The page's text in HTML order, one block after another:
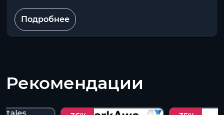
Подробнее
Рекомендации